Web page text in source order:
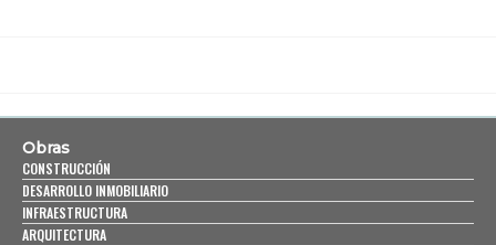
Obras
CONSTRUCCIÓN
DESARROLLO INMOBILIARIO
INFRAESTRUCTURA
ARQUITECTURA